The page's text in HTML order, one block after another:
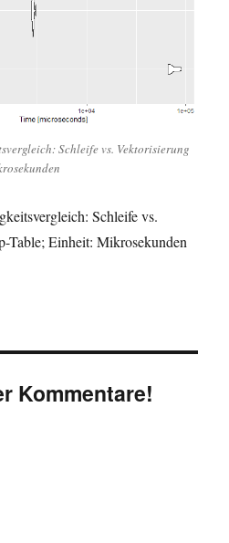
Schleife vs. Vektorisierung
Schleife vs.
Table; Einheit: Mikrosekunden
Kommentare!